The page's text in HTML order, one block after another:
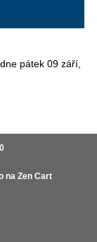
pátek 09 září,
na Zen Cart